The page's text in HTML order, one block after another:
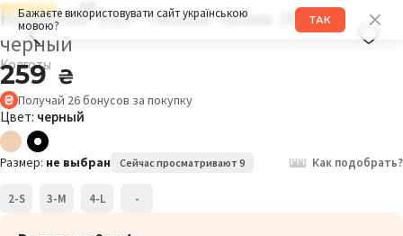
Бажаєте використовувати сайт українською
мовою?
ТАК
4.8
Колготки 102P Тонкая талия 20DEN
черный
Колготы
259 ₴
Получай 26бонусов за покупку
Цвет: черный
Размер: не выбран Сейчас просматривают 9 Как подобрать?
2-S 3-M 4-L -